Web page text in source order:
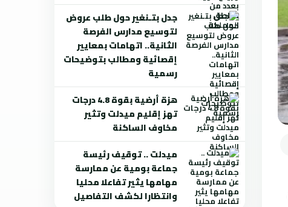
جدل بتـنغير حول طلب عروض
لتوسيع مدارس الفرصة
الثانية.. اتهامات بمعايير
إقصائية ومطالب بتوضيحات
رسمية
هزة أرضية بقوة 4.8 درجات
تهز إقليم ميدلت وتثير
مخاوف الساكنة
ميدلت .. توقيف رئيسة
جماعة بومية عن ممارسة
مهامها يثير تفاعلا محليا
وانتظارا لكشف التفاصيل